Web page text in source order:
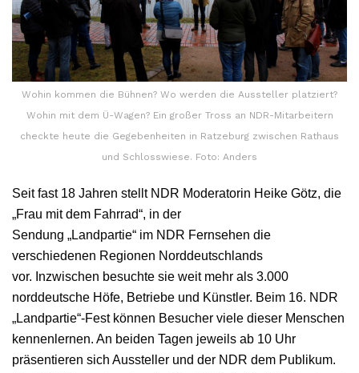
Wohin kommen die Bühnen? Wo werden die Aussteller platziert?
Wohin mit dem Ü-Wagen? Ein großer Tross an NDR-Mitarbeitern
checkte heute die Gegebenheiten in Ratzeburg zwischen Rathaus
und Schlosswiese. Foto: Anders
Seit fast 18 Jahren stellt NDR Moderatorin Heike Götz, die
„Frau mit dem Fahrrad“, in der
Sendung „Landpartie“ im NDR Fernsehen die
verschiedenen Regionen Norddeutschlands
vor. Inzwischen besuchte sie weit mehr als 3.000
norddeutsche Höfe, Betriebe und Künstler. Beim 16. NDR
„Landpartie“-Fest können Besucher viele dieser Menschen
kennenlernen. An beiden Tagen jeweils ab 10 Uhr
präsentieren sich Aussteller und der NDR dem Publikum.